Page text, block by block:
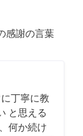
感謝の言葉
丁寧に教
と思える
何か続け